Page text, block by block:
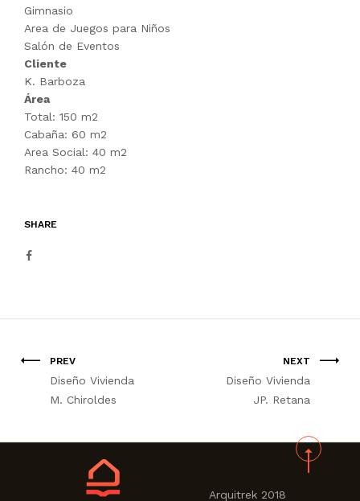
Gimnasio
Area de Juegos para Niños
Salón de Eventos
Cliente
K. Barboza
Área
Total: 150 m2
Cabaña: 60 m2
Area Social: 40 m2
Rancho: 40 m2
SHARE
PREV
Diseño Vivienda
M. Chiroldes
NEXT
Diseño Vivienda
JP. Retana
Arquitrek 2018